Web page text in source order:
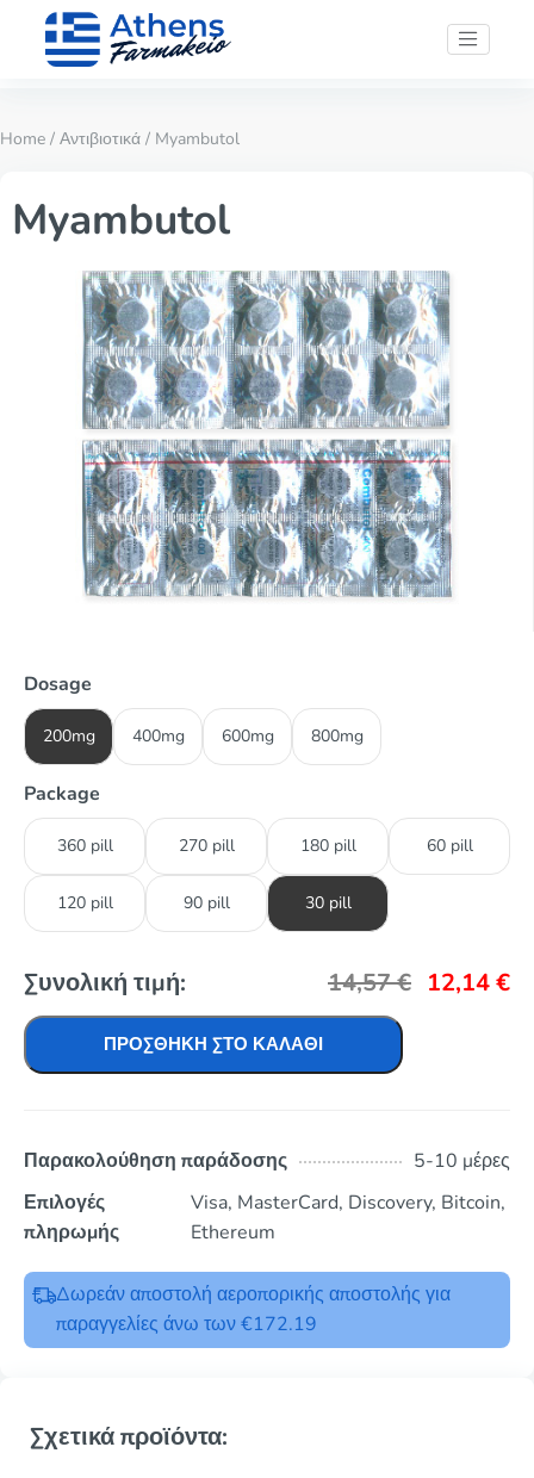
Home / Αντιβιοτικά / Myambutol
Myambutol
Dosage
200mg 400mg 600mg 800mg
Package
360 pill 270 pill 180 pill 60 pill
120 pill 90 pill 30 pill
Συνολική τιμή: 14,57€ 12,14€
ΠΡΟΣΘΉΚΗ ΣΤΟ ΚΑΛΆΘΙ
Παρακολούθηση παράδοσης
5-10 μέρες
Επιλογές
πληρωμής
Visa, MasterCard, Discovery, Bitcoin,
Ethereum
Δωρεάν αποστολή αεροπορικής αποστολής για
παραγγελίες άνω των €172.19
Σχετικά προϊόντα: